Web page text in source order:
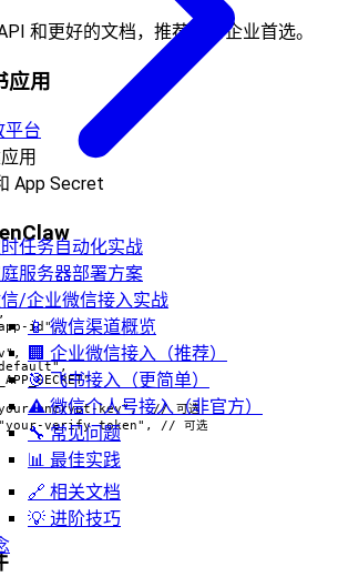
任务自动化实战
服务器部署方案
/企业微信接入实战
📱 微信渠道概览
🏢 企业微信接入（推荐）
🎯 飞书接入（更简单）
⚠️ 微信个人号接入（非官方）
🔧 常见问题
📊 最佳实践
🔗 相关文档
💡 进阶技巧
和更好的文档，推荐作为企业首选。
应用
平台
用
App Secret
id",
encrypt-key",  // 可选
verify-token", // 可选